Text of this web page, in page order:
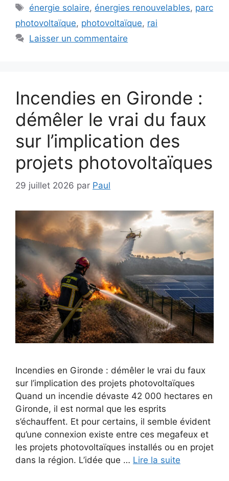
Étiquettes
énergie solaire, énergies renouvelables, parc
photovoltaïque, photovoltaïque, rai
Laisser un commentaire
Incendies en Gironde :
démêler le vrai du faux
sur l’implication des
projets photovoltaïques
29 juillet 2026 par Paul
Incendies en Gironde : démêler le vrai du faux
sur l’implication des projets photovoltaïques
Quand un incendie dévaste 42 000 hectares en
Gironde, il est normal que les esprits
s’échauffent. Et pour certains, il semble évident
qu’une connexion existe entre ces megafeux et
les projets photovoltaïques installés ou en projet
dans la région. L’idée que … Lire la suite